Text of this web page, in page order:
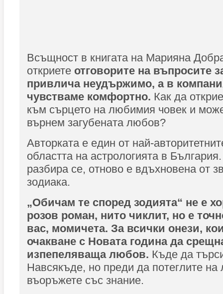
Всъщност в книгата на Марияна
откриете отговорите на въпросите
привлича неудържимо, а в
чувстваме комфортно. Как да
към сърцето на любимия човек и
върнем загубената любов?
Авторката е един от най-
областта на астрологията в
разбира се, отново е вдъхновена от
зодиака.
„Обичам те според зодията“ не е
розов роман, нито чиклит, но е
вас, момичета. За всички онези,
очакване с Новата година да
изпепеляваща любов. Къде да
Навсякъде, но преди да потеглите на
въоръжете със знание.